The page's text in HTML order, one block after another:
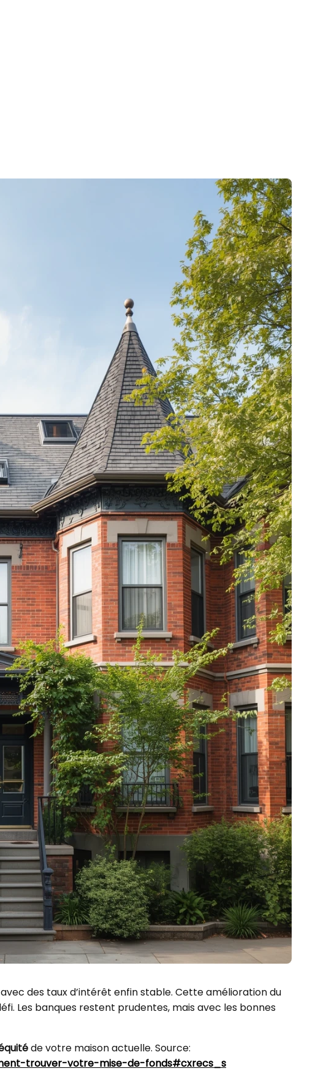
des taux d’intérêt enfin stable. Cette amélioration du
Les banques restent prudentes, mais avec les bonnes
de votre maison actuelle. Source:
trouver-votre-mise-de-fonds#cxrecs_s